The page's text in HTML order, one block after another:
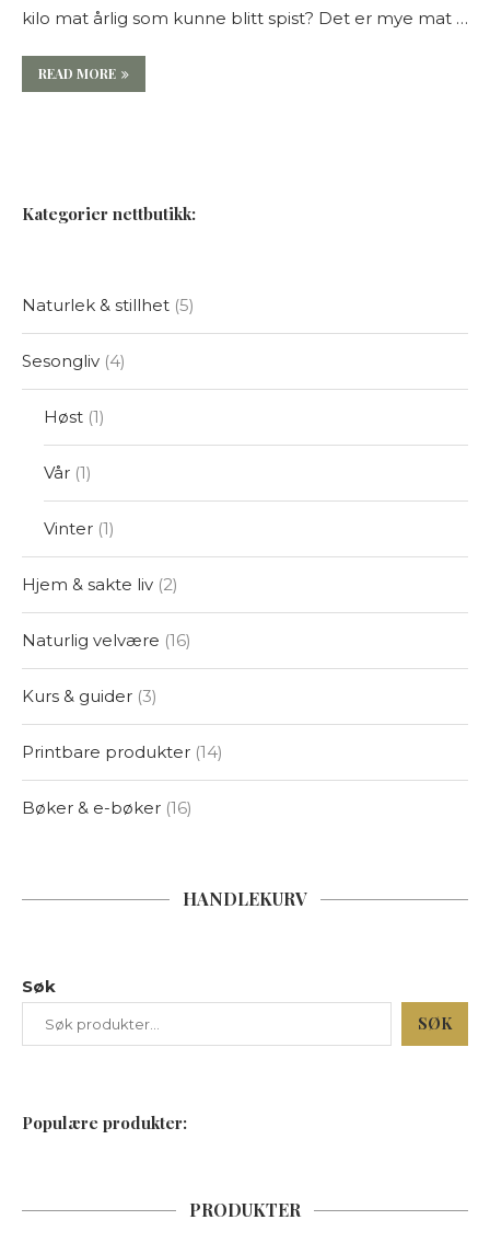
kilo mat årlig som kunne blitt spist? Det er mye mat …
READ MORE
Kategorier nettbutikk:
Naturlek & stillhet 5
Sesongliv 4
Høst 1
Vår 1
Vinter 1
Hjem & sakte liv 2
Naturlig velvære 16
Kurs & guider 3
Printbare produkter 14
Bøker & e-bøker 16
HANDLEKURV
Søk
SØK
Populære produkter:
PRODUKTER